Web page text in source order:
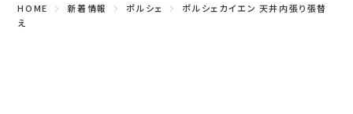
HOME 新着情報 ポルシェ
ポルシェカイエン 天井内張り張替
え